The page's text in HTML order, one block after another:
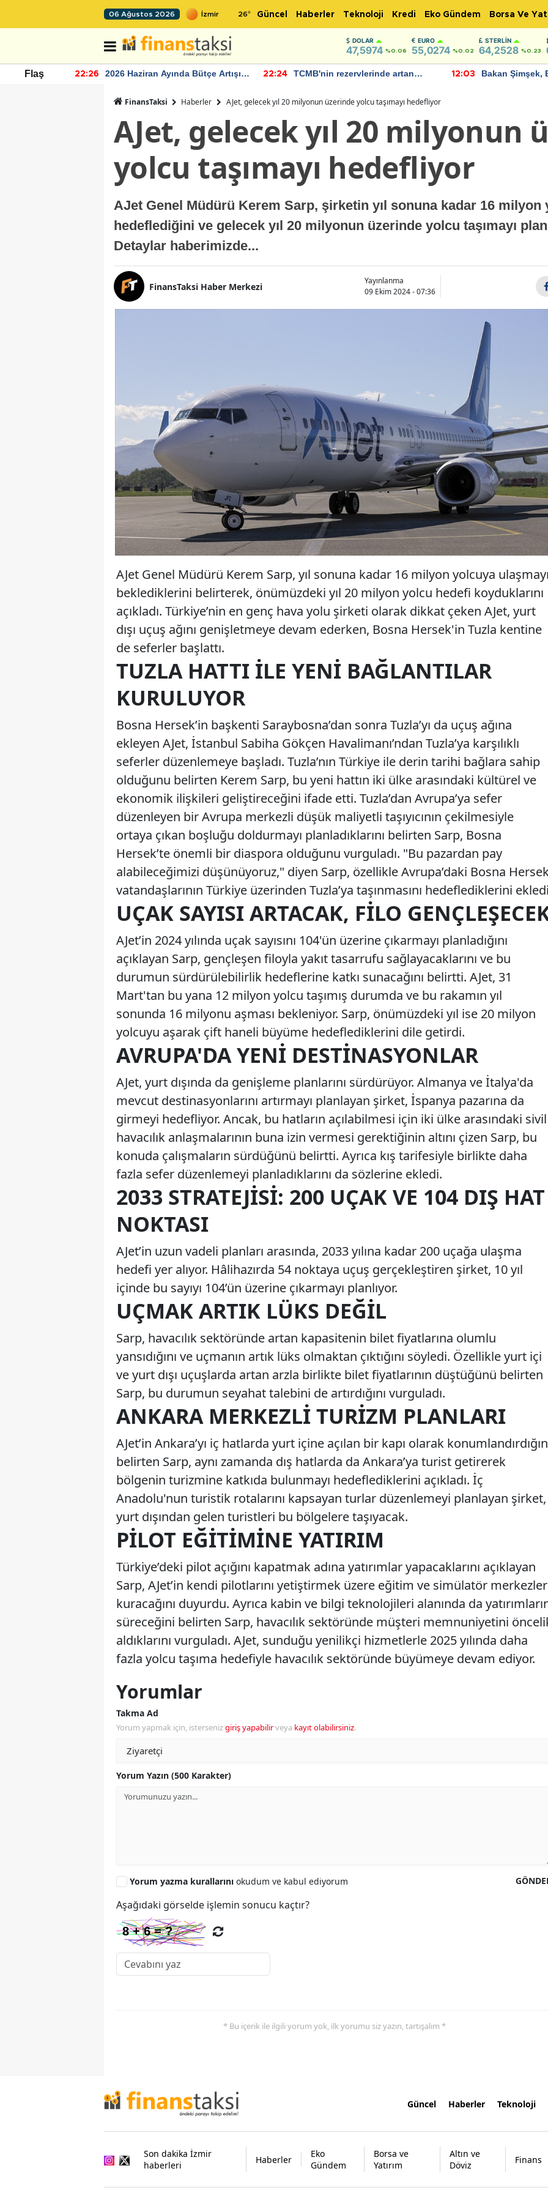
06 Ağustos 2026 26° Güncel Haberler Teknoloji Kredi Eko Gündem Borsa Ve
DOLAR
47,5974 %0.06
EURO
55,0274 %0.02
STERLIN
64,2528 %0.23
Flaş 22:26
2026 Haziran Ayında Bütçe Artışı
22:24
TCMB'nin rezervlerinde artan
12:03
Bakan Şimşek,
FinansTaksi Haberler AJet, gelecek yıl 20 milyonun üzerinde yolcu taşımayı hedefliyor
AJet, gelecek yıl 20 milyonun
yolcu taşımayı hedefliyor
AJet Genel Müdürü Kerem Sarp, şirketin yıl sonuna kadar 16 milyon
hedeflediğini ve gelecek yıl 20 milyonun üzerinde yolcu taşımayı
Detaylar haberimizde...
FinansTaksi Haber Merkezi
Yayınlanma
09 Ekim 2024 - 07:36
AJet Genel Müdürü Kerem Sarp, yıl sonuna kadar 16 milyon yolcuya
beklediklerini belirterek, önümüzdeki yıl 20 milyon yolcu hedefi koyduklarını
açıkladı. Türkiye’nin en genç hava yolu şirketi olarak dikkat çeken AJet, yurt
dışı uçuş ağını genişletmeye devam ederken, Bosna Hersek'in Tuzla kentine
de seferler başlattı.
TUZLA HATTI İLE YENI BAĞLANTILAR
KURULUYOR
Bosna Hersek’in başkenti Saraybosna’dan sonra Tuzla’yı da uçuş ağına
ekleyen AJet, İstanbul Sabiha Gökçen Havalimanı’ndan Tuzla’ya karşılıklı
seferler düzenlemeye başladı. Tuzla’nın Türkiye ile derin tarihi bağlara sahip
olduğunu belirten Kerem Sarp, bu yeni hattın iki ülke arasındaki kültürel ve
ekonomik ilişkileri geliştireceğini ifade etti. Tuzla’dan Avrupa’ya sefer
düzenleyen bir Avrupa merkezli düşük maliyetli taşıyıcının çekilmesiyle
ortaya çıkan boşluğu doldurmayı planladıklarını belirten Sarp, Bosna
Hersek’te önemli bir diaspora olduğunu vurguladı. "Bu pazardan pay
alabileceğimizi düşünüyoruz," diyen Sarp, özellikle Avrupa’daki Bosna
vatandaşlarının Türkiye üzerinden Tuzla’ya taşınmasını hedeflediklerini
UÇAK SAYISI ARTACAK, FILO
AJet’in 2024 yılında uçak sayısını 104'ün üzerine çıkarmayı planladığını
açıklayan Sarp, gençleşen filoyla yakıt tasarrufu sağlayacaklarını ve bu
durumun sürdürülebilirlik hedeflerine katkı sunacağını belirtti. AJet, 31
Mart'tan bu yana 12 milyon yolcu taşımış durumda ve bu rakamın yıl
sonunda 16 milyonu aşması bekleniyor. Sarp, önümüzdeki yıl ise 20 milyon
yolcuyu aşarak çift haneli büyüme hedeflediklerini dile getirdi.
AVRUPA'DA YENI DESTINASYONLAR
AJet, yurt dışında da genişleme planlarını sürdürüyor. Almanya ve İtalya'da
mevcut destinasyonlarını artırmayı planlayan şirket, İspanya pazarına da
girmeyi hedefliyor. Ancak, bu hatların açılabilmesi için iki ülke arasındaki sivil
havacılık anlaşmalarının buna izin vermesi gerektiğinin altını çizen Sarp, bu
konuda çalışmaların sürdüğünü belirtti. Ayrıca kış tarifesiyle birlikte daha
fazla sefer düzenlemeyi planladıklarını da sözlerine ekledi.
2033 STRATEJISI: 200 UÇAK VE 104 DIŞ HAT
NOKTASI
AJet’in uzun vadeli planları arasında, 2033 yılına kadar 200 uçağa ulaşma
hedefi yer alıyor. Hâlihazırda 54 noktaya uçuş gerçekleştiren şirket, 10 yıl
içinde bu sayıyı 104’ün üzerine çıkarmayı planlıyor.
UÇMAK ARTIK LÜKS DEĞIL
Sarp, havacılık sektöründe artan kapasitenin bilet fiyatlarına olumlu
yansıdığını ve uçmanın artık lüks olmaktan çıktığını söyledi. Özellikle yurt içi
ve yurt dışı uçuşlarda artan arzla birlikte bilet fiyatlarının düştüğünü belirten
Sarp, bu durumun seyahat talebini de artırdığını vurguladı.
ANKARA MERKEZLI TURIZM PLANLARI
AJet’in Ankara’yı iç hatlarda yurt içine açılan bir kapı olarak
belirten Sarp, aynı zamanda dış hatlarda da Ankara’ya turist getirerek
bölgenin turizmine katkıda bulunmayı hedeflediklerini açıkladı. İç
Anadolu'nun turistik rotalarını kapsayan turlar düzenlemeyi planlayan şirket,
yurt dışından gelen turistleri bu bölgelere taşıyacak.
PILOT EĞITIMINE YATIRIM
Türkiye’deki pilot açığını kapatmak adına yatırımlar yapacaklarını açıklayan
Sarp, AJet’in kendi pilotlarını yetiştirmek üzere eğitim ve simülatör
kuracağını duyurdu. Ayrıca kabin ve bilgi teknolojileri alanında da
süreceğini belirten Sarp, havacılık sektöründe müşteri memnuniyetini
aldıklarını vurguladı. AJet, sunduğu yenilikçi hizmetlerle 2025 yılında daha
fazla yolcu taşıma hedefiyle havacılık sektöründe büyümeye devam ediyor.
Yorumlar
Takma Ad
Yorum yapmak için, istersenizgiriş yapabilirveya kayıt olabilirsiniz.
Yorum Yazın (500 Karakter)
Yorum yazma kurallarını okudum ve kabul ediyorum
Aşağıdaki görselde işlemin sonucu kaçtır?
* Bu içerik ile ilgili yorum yok, ilk yorumu siz yazın, tartışalım *
Güncel Haberler Teknoloji
Son dakika İzmir
haberleri
Haberler
Eko
Gündem
Borsa ve
Yatırım
Altın ve
Döviz
Finans